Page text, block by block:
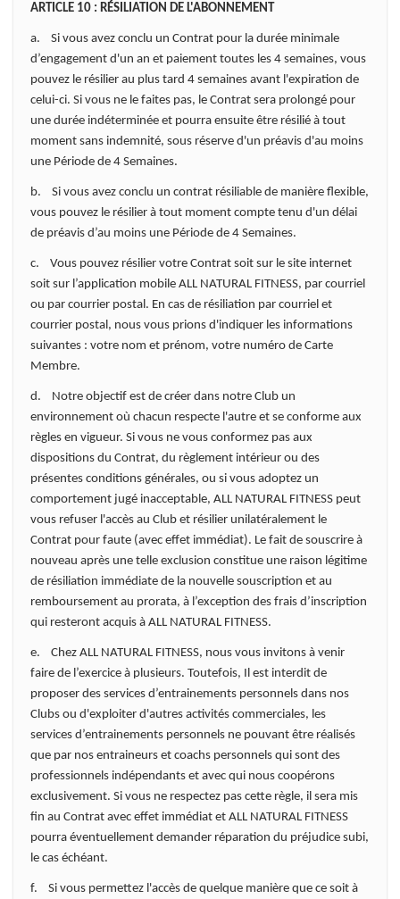
ARTICLE 10 : RÉSILIATION DE L'ABONNEMENT
a. Si vous avez conclu un Contrat pour la durée minimale
d’engagement d'un an et paiement toutes les 4 semaines, vous
pouvez le résilier au plus tard 4 semaines avant l'expiration de
celui-ci. Si vous ne le faites pas, le Contrat sera prolongé pour
une durée indéterminée et pourra ensuite être résilié à tout
moment sans indemnité, sous réserve d'un préavis d'au moins
une Période de 4 Semaines.
b. Si vous avez conclu un contrat résiliable de manière flexible,
vous pouvez le résilier à tout moment compte tenu d'un délai
de préavis d’au moins une Période de 4 Semaines.
c. Vous pouvez résilier votre Contrat soit sur le site internet
soit sur l’application mobile ALL NATURAL FITNESS, par courriel
ou par courrier postal. En cas de résiliation par courriel et
courrier postal, nous vous prions d'indiquer les informations
suivantes : votre nom et prénom, votre numéro de Carte
Membre.
d. Notre objectif est de créer dans notre Club un
environnement où chacun respecte l'autre et se conforme aux
règles en vigueur. Si vous ne vous conformez pas aux
dispositions du Contrat, du règlement intérieur ou des
présentes conditions générales, ou si vous adoptez un
comportement jugé inacceptable, ALL NATURAL FITNESS peut
vous refuser l'accès au Club et résilier unilatéralement le
Contrat pour faute (avec effet immédiat). Le fait de souscrire à
nouveau après une telle exclusion constitue une raison légitime
de résiliation immédiate de la nouvelle souscription et au
remboursement au prorata, à l’exception des frais d’inscription
qui resteront acquis à ALL NATURAL FITNESS.
e. Chez ALL NATURAL FITNESS, nous vous invitons à venir
faire de l’exercice à plusieurs. Toutefois, Il est interdit de
proposer des services d’entrainements personnels dans nos
Clubs ou d'exploiter d'autres activités commerciales, les
services d’entrainements personnels ne pouvant être réalisés
que par nos entraineurs et coachs personnels qui sont des
professionnels indépendants et avec qui nous coopérons
exclusivement. Si vous ne respectez pas cette règle, il sera mis
fin au Contrat avec effet immédiat et ALL NATURAL FITNESS
pourra éventuellement demander réparation du préjudice subi,
le cas échéant.
f. Si vous permettez l'accès de quelque manière que ce soit à